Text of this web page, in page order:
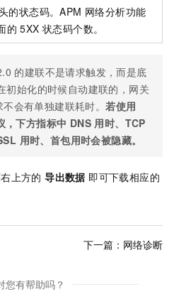
的状态码。APM 网络分析功能
的 5XX 状态码个数。
的建联不是请求触发，而是底
初始化的时候自动建联的，网关
不会有单独建联耗时。若使用
下方指标中 DNS 用时、TCP
用时、首包用时会被隐藏。
右上方的导出数据即可下载相应的
下一篇： 网络诊断
您有帮助吗？